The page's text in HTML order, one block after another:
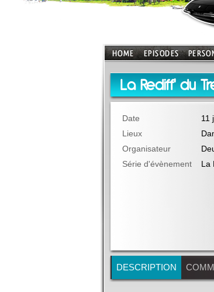
La Rediff' du
Date
11
Lieux
Organisateur
Série d'évènement
La
DESCRIPTION